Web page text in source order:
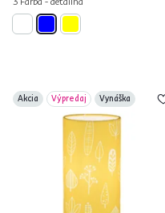
Akcia Výpredaj Vynáška